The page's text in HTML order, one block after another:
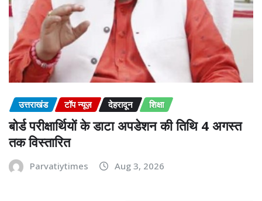
उत्तराखंड टॉप न्यूज़ देहरादून शिक्षा
बोर्ड परीक्षार्थियों के डाटा अपडेशन की तिथि 4 अगस्त
तक विस्तारित
Parvatiytimes Aug 3, 2026